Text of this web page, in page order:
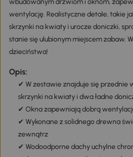
wbudowanym drzwiom i oknom,
wentylację. Realistyczne detale, takie
skrzynki na kwiaty i urocze doniczki,
stanie się ulubionym miejscem zabaw.
dzieciństwa!
Opis:
✔ W zestawie znajduje się przednie
skrzynki na kwiaty i dwa ładne
✔ Okna zapewniają dobrą
✔ Wykonane z solidnego drewna
zewnątrz
✔ Wodoodporne dachy uchylne